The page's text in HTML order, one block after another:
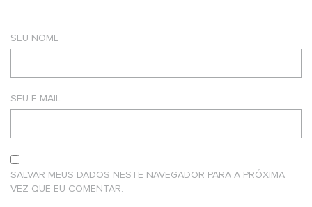
SEU NOME
SEU E-MAIL
SALVAR MEUS DADOS NESTE NAVEGADOR PARA A PRÓXIMA
VEZ QUE EU COMENTAR.